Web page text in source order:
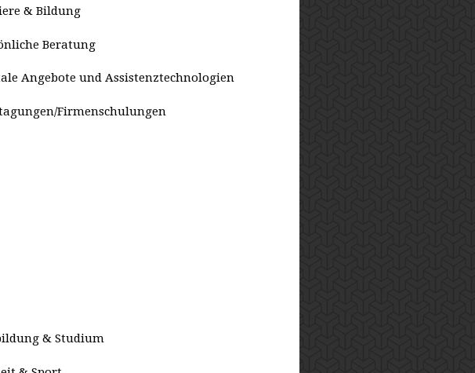
& Bildung
Beratung
Angebote und Assistenztechnologien
Firmenschulungen
& Studium